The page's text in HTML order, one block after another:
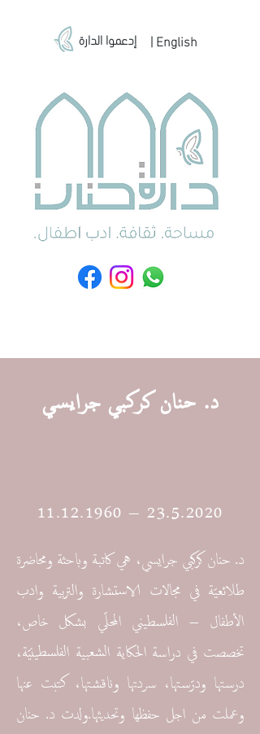
إدعموا الدارة | English
د. حنان كركبي جرايسي
11.12.1960 – 23.5.2020
د. حنان كركبي جرايسي، هي كاتبة وباحثة ومحاضرة
طلائعيّة في مجالات الاستشارة والتربية وادب
الأطفال – الفلسطيني المحلّي بشكل خاص،
تخصصت في دراسة الحكاية الشعبية الفلسطينيّة،
درستها ودرّستها، سردتها وناقشتها، كتبت عنها
وعملت من اجل حفظها وتحديثها.ولدت د. حنان